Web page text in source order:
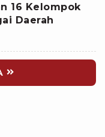
16 Kelompok
Daerah